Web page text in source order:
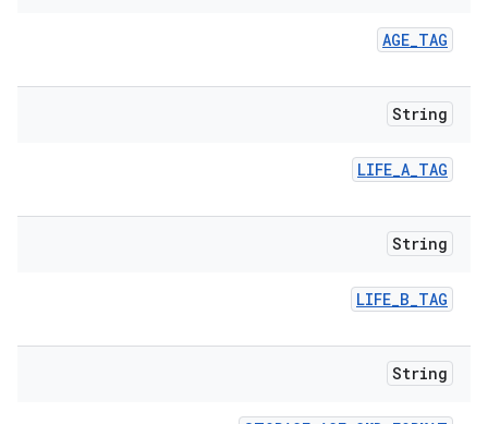
AGE_TAG
String
LIFE_A_TAG
String
LIFE_B_TAG
String